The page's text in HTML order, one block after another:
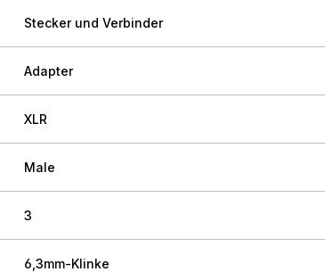
Stecker und Verbinder
Adapter
XLR
Male
3
6,3mm-Klinke